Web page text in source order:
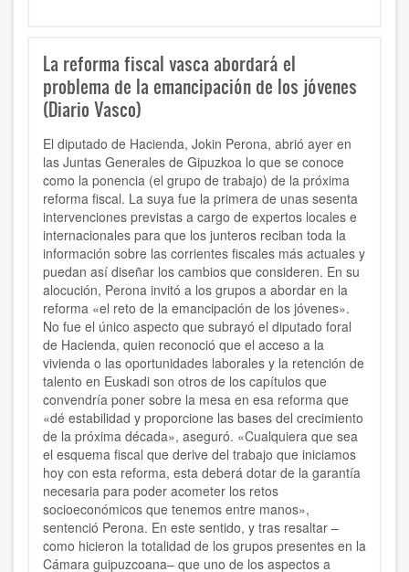
La reforma fiscal vasca abordará el
problema de la emancipación de los jóvenes
(Diario Vasco)
El diputado de Hacienda, Jokin Perona, abrió ayer en
las Juntas Generales de Gipuzkoa lo que se conoce
como la ponencia (el grupo de trabajo) de la próxima
reforma fiscal. La suya fue la primera de unas sesenta
intervenciones previstas a cargo de expertos locales e
internacionales para que los junteros reciban toda la
información sobre las corrientes fiscales más actuales y
puedan así diseñar los cambios que consideren. En su
alocución, Perona invitó a los grupos a abordar en la
reforma «el reto de la emancipación de los jóvenes».
No fue el único aspecto que subrayó el diputado foral
de Hacienda, quien reconoció que el acceso a la
vivienda o las oportunidades laborales y la retención de
talento en Euskadi son otros de los capítulos que
convendría poner sobre la mesa en esa reforma que
«dé estabilidad y proporcione las bases del crecimiento
de la próxima década», aseguró. «Cualquiera que sea
el esquema fiscal que derive del trabajo que iniciamos
hoy con esta reforma, esta deberá dotar de la garantía
necesaria para poder acometer los retos
socioeconómicos que tenemos entre manos»,
sentenció Perona. En este sentido, y tras resaltar –
como hicieron la totalidad de los grupos presentes en la
Cámara guipuzcoana– que uno de los aspectos a